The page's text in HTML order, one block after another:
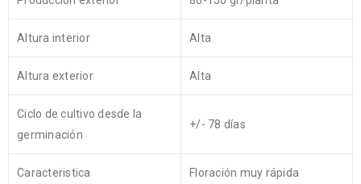
Altura interior Alta
Altura exterior Alta
Ciclo de cultivo desde la
germinación
+/- 78 días
Caracteristica Floración muy rápida